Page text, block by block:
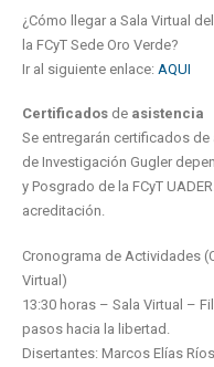
¿Cómo llegar a Sala Virtual
la FCyT Sede Oro Verde?
Ir al siguiente enlace: AQUI
Certificados de asistencia
Se entregarán certificados
de Investigación Gugler
y Posgrado de la FCyT
acreditación.
Cronograma de Actividades
Virtual)
13:30 horas – Sala Virtual –
pasos hacia la libertad.
Disertantes: Marcos Elías